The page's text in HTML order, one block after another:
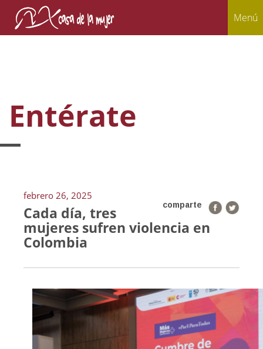
Menú
Entérate
febrero 26, 2025
comparte
Cada día, tres
mujeres sufren violencia en
Colombia